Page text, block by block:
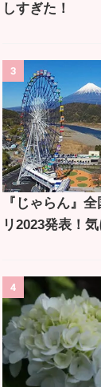
しすぎた！
3
『じゃらん』
リ2023発表！
4